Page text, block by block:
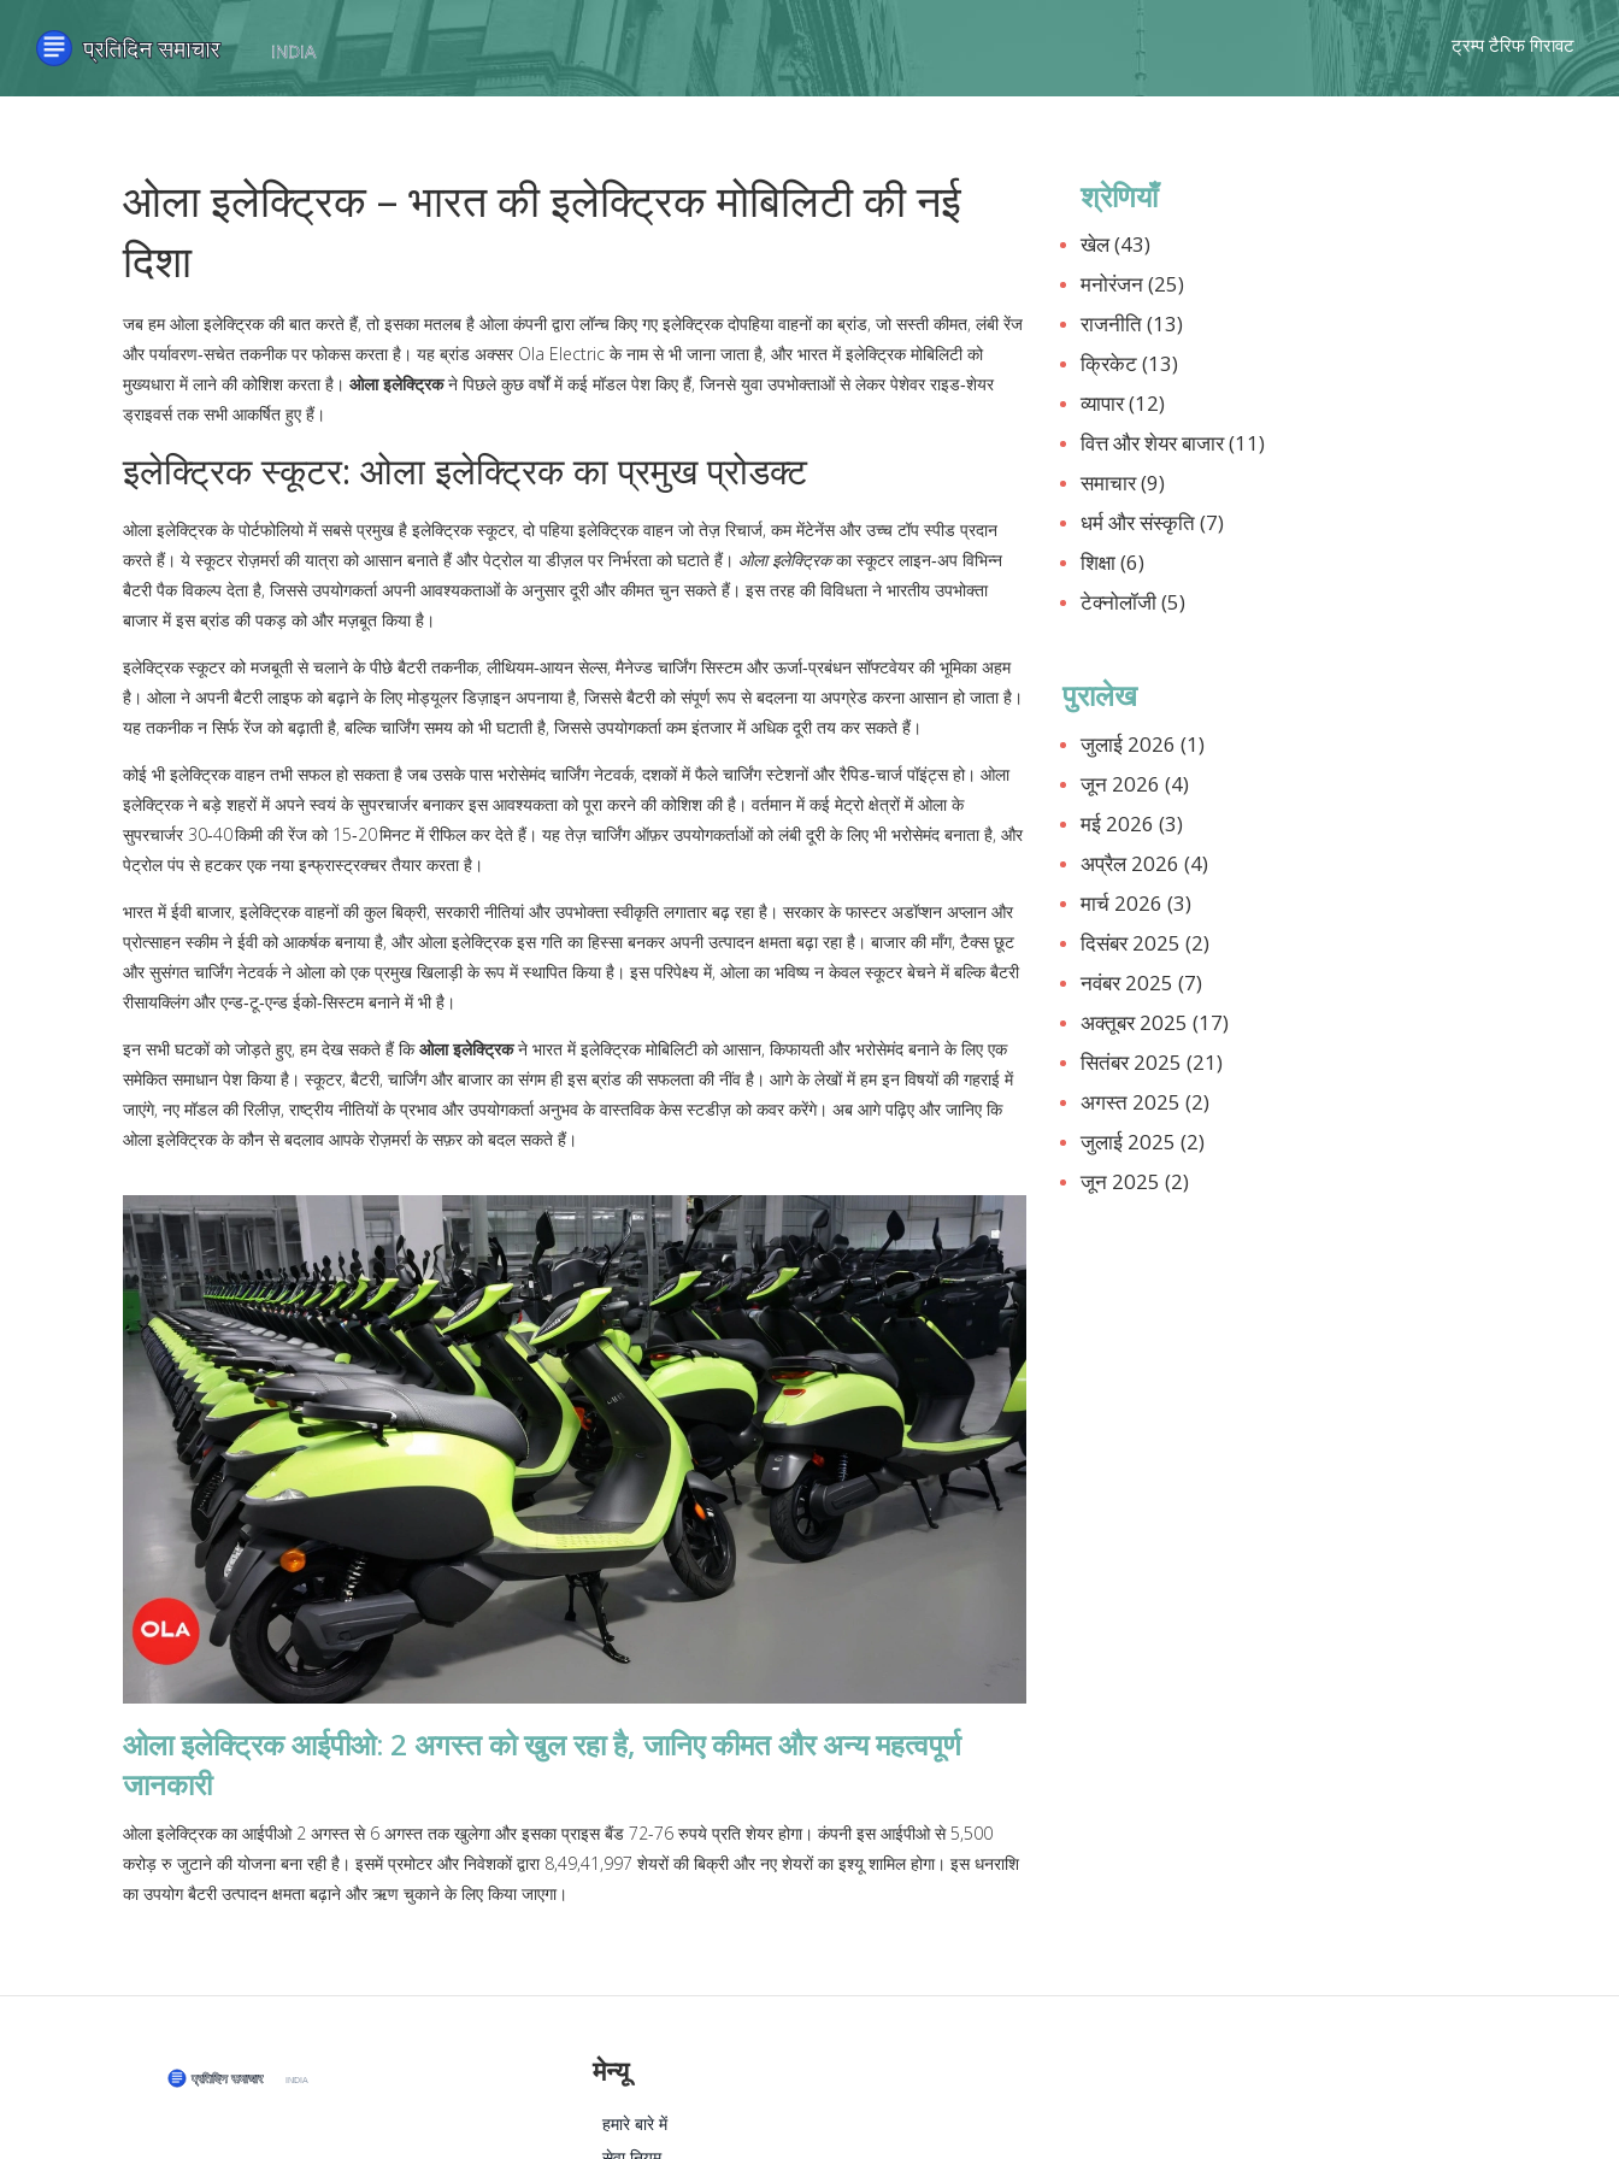
ट्रम्प टैरिफ गिरावट
ओला इलेक्ट्रिक – भारत की इलेक्ट्रिक मोबिलिटी की नई
दिशा
जब हमओला इलेक्ट्रिककी बात करते हैं, तो इसका मतलब है ओला कंपनी द्वारा लॉन्च किए गए इलेक्ट्रिक दोपहिया वाहनों का ब्रांड, जो सस्ती कीमत, लंबी रेंज
और पर्यावरण‑सचेत तकनीक पर फोकस करता है। यह ब्रांड अक्सर Ola Electric के नाम से भी जाना जाता है, और भारत में इलेक्ट्रिक मोबिलिटी को
मुख्यधारा में लाने की कोशिश करता है। ओला इलेक्ट्रिकने पिछले कुछ वर्षों में कई मॉडल पेश किए हैं, जिनसे युवा उपभोक्ताओं से लेकर पेशेवर राइड‑शेयर
ड्राइवर्स तक सभी आकर्षित हुए हैं।
इलेक्ट्रिक स्कूटर: ओला इलेक्ट्रिक का प्रमुख प्रोडक्ट
ओला इलेक्ट्रिक के पोर्टफोलियो में सबसे प्रमुख है इलेक्ट्रिक स्कूटर, दो पहिया इलेक्ट्रिक वाहन जो तेज़ रिचार्ज, कम मेंटेनेंस और उच्च टॉप स्पीड प्रदान
करते हैं। ये स्कूटर रोज़मर्रा की यात्रा को आसान बनाते हैं और पेट्रोल या डीज़ल पर निर्भरता को घटाते हैं। ओला इलेक्ट्रिकका स्कूटर लाइन‑अप विभिन्न
बैटरी पैक विकल्प देता है, जिससे उपयोगकर्ता अपनी आवश्यकताओं के अनुसार दूरी और कीमत चुन सकते हैं। इस तरह की विविधता ने भारतीय उपभोक्ता
बाजार में इस ब्रांड की पकड़ को और मज़बूत किया है।
इलेक्ट्रिक स्कूटर को मजबूती से चलाने के पीछे बैटरी तकनीक, लीथियम‑आयन सेल्स, मैनेज्ड चार्जिंग सिस्टम और ऊर्जा‑प्रबंधन सॉफ्टवेयरकी भूमिका अहम
है। ओला ने अपनी बैटरी लाइफ को बढ़ाने के लिए मोड्यूलर डिज़ाइन अपनाया है, जिससे बैटरी को संपूर्ण रूप से बदलना या अपग्रेड करना आसान हो जाता है।
यह तकनीक न सिर्फ रेंज को बढ़ाती है, बल्कि चार्जिंग समय को भी घटाती है, जिससे उपयोगकर्ता कम इंतजार में अधिक दूरी तय कर सकते हैं।
कोई भी इलेक्ट्रिक वाहन तभी सफल हो सकता है जब उसके पास भरोसेमंद चार्जिंग नेटवर्क, दशकों में फैले चार्जिंग स्टेशनों और रैपिड‑चार्ज पॉइंट्सहो। ओला
इलेक्ट्रिक ने बड़े शहरों में अपने स्वयं के सुपरचार्जर बनाकर इस आवश्यकता को पूरा करने की कोशिश की है। वर्तमान में कई मेट्रो क्षेत्रों में ओला के
सुपरचार्जर 30‑40 किमी की रेंज को 15‑20 मिनट में रीफिल कर देते हैं। यह तेज़ चार्जिंग ऑफ़र उपयोगकर्ताओं को लंबी दूरी के लिए भी भरोसेमंद बनाता है, और
पेट्रोल पंप से हटकर एक नया इन्फ्रास्ट्रक्चर तैयार करता है।
भारत मेंईवी बाजार, इलेक्ट्रिक वाहनों की कुल बिक्री, सरकारी नीतियां और उपभोक्ता स्वीकृति लगातार बढ़ रहा है। सरकार के फास्टर अडॉप्शन अप्लान और
प्रोत्साहन स्कीम ने ईवी को आकर्षक बनाया है, और ओला इलेक्ट्रिक इस गति का हिस्सा बनकर अपनी उत्पादन क्षमता बढ़ा रहा है। बाजार की माँग, टैक्स छूट
और सुसंगत चार्जिंग नेटवर्क ने ओला को एक प्रमुख खिलाड़ी के रूप में स्थापित किया है। इस परिपेक्ष्य में, ओला का भविष्य न केवल स्कूटर बेचने में बल्कि बैटरी
रीसायक्लिंग और एन्ड‑टू‑एन्ड ईको‑सिस्टम बनाने में भी है।
इन सभी घटकों को जोड़ते हुए, हम देख सकते हैं किओला इलेक्ट्रिकने भारत में इलेक्ट्रिक मोबिलिटी को आसान, किफायती और भरोसेमंद बनाने के लिए एक
समेकित समाधान पेश किया है। स्कूटर, बैटरी, चार्जिंग और बाजार का संगम ही इस ब्रांड की सफलता की नींव है। आगे के लेखों में हम इन विषयों की गहराई में
जाएंगे, नए मॉडल की रिलीज़, राष्ट्रीय नीतियों के प्रभाव और उपयोगकर्ता अनुभव के वास्तविक केस स्टडीज़ को कवर करेंगे। अब आगे पढ़िए और जानिए कि
ओला इलेक्ट्रिक के कौन से बदलाव आपके रोज़मर्रा के सफ़र को बदल सकते हैं।
ओला इलेक्ट्रिक आईपीओ: 2 अगस्त को खुल रहा है, जानिए कीमत और अन्य महत्वपूर्ण
जानकारी
ओला इलेक्ट्रिक का आईपीओ 2 अगस्त से 6 अगस्त तक खुलेगा और इसका प्राइस बैंड 72-76 रुपये प्रति शेयर होगा। कंपनी इस आईपीओ से 5,500
करोड़ रु जुटाने की योजना बना रही है। इसमें प्रमोटर और निवेशकों द्वारा 8,49,41,997 शेयरों की बिक्री और नए शेयरों का इश्यू शामिल होगा। इस धनराशि
का उपयोग बैटरी उत्पादन क्षमता बढ़ाने और ऋण चुकाने के लिए किया जाएगा।
श्रेणियाँ
खेल(43)
मनोरंजन(25)
राजनीति(13)
क्रिकेट(13)
व्यापार(12)
वित्त और शेयर बाजार(11)
समाचार(9)
धर्म और संस्कृति(7)
शिक्षा(6)
टेक्नोलॉजी(5)
पुरालेख
जुलाई 2026 (1)
जून 2026 (4)
मई 2026 (3)
अप्रैल 2026 (4)
मार्च 2026 (3)
दिसंबर 2025 (2)
नवंबर 2025 (7)
अक्तूबर 2025 (17)
सितंबर 2025 (21)
अगस्त 2025 (2)
जुलाई 2025 (2)
जून 2025 (2)
मेन्यू
हमारे बारे में